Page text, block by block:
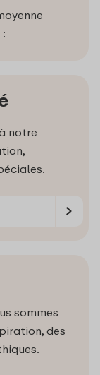
notre
sommes
des